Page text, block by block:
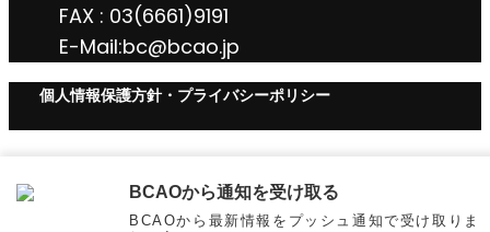
FAX : 03(6661)9191
E-Mail:bc@bcao.jp
個人情報保護方針・プライバシーポリシー
BCAOから通知を受け取る
BCAOから最新情報をプッシュ通知で受け取りま